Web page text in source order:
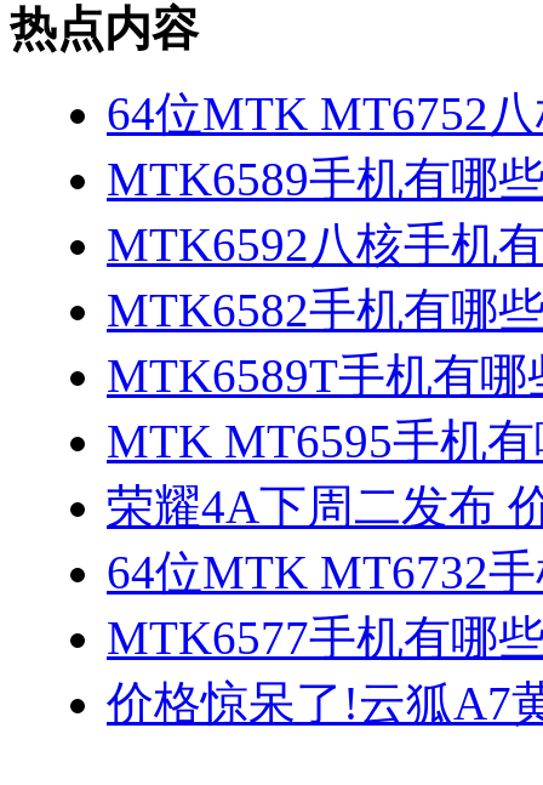
热点内容
64位MTK MT6752
MTK6589手机有哪
MTK6592八核手机
MTK6582手机有哪
MTK6589T手机有
MTK MT6595手机
荣耀4A下周二发布
64位MTK MT6732
MTK6577手机有哪
价格惊呆了!云狐A7